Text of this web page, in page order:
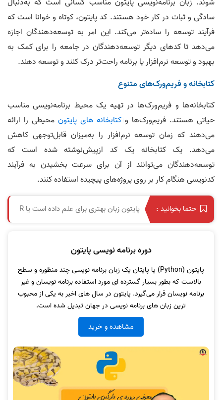
سادگی و ثبات در کار خود هستند. کد پایتون، کوتاه و خوانا است که
فرآیند توسعه را ساده‌تر می‌کند. این امر به توسعه‌دهندگان اجازه
می‌دهد تا کدهای دیگر توسعه‌دهندگان در جامعه را برای کمک به
بهبود و توسعه نرم‌افزار یا برنامه راحت‌تر درک کنند و توسعه دهند.
کتابخانه و فریم‌ورک‌های متنوع
کتابخانه‌ها و فریم‌ورک‌ها در تهیه یک محیط برنامه‌نویسی مناسب
حیاتی هستند. فریم‌ورک‌ها و کتابخانه های پایتون محیطی را ارائه
می‌دهند که زمان توسعه نرم‌افزار را به‌میزان قابل‌توجهی کاهش
می‌دهد. یک کتابخانه یک کد ازپیش‌نوشته شده است که
توسعه‌دهندگان می‌توانند از آن برای سرعت بخشیدن به فرآیند
کدنویسی هنگام کار بر روی پروژه‌های پیچیده استفاده کنند.
حتما بخوانید : پایتون زبان بهتری برای علم داده است یا R
دوره برنامه نویسی پایتون
پایتون (Python) یا پایتان یک زبان برنامه نویسی چند منظوره و سطح
بالاست که بطور بسیار گسترده ای مورد استفاده برنامه نویسان و غیر
برنامه نویسان قرار می‌گیرد. پایتون در سال های اخیر به یکی از محبوب
ترین زبان های برنامه نویسی در جهان تبدیل شده است.
مشاهده و خرید